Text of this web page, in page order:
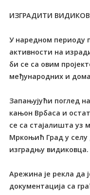
ИЗГРАДИТИ
У наредном периоду
активности на
би се са овим
међународних и
Запањујући поглед
кањон Врбаса и
се са стајалишта уз
Мркоњић Град у селу
изградњу видиковца.
Арежина је рекла да
документација са